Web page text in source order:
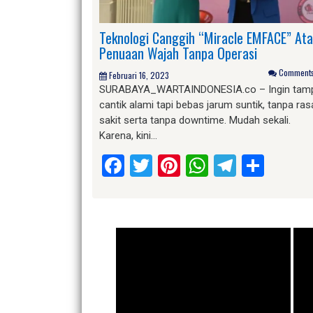
Teknologi Canggih “Miracle EMFACE”
Penuaan Wajah Tanpa Operasi
Februari 16, 2023
SURABAYA_WARTAINDONESIA.co – Ingin
cantik alami tapi bebas jarum suntik, tanpa
sakit serta tanpa downtime. Mudah sekali.
Karena, kini…
Facebook
Twitter
Pinterest
WhatsApp
Telegram